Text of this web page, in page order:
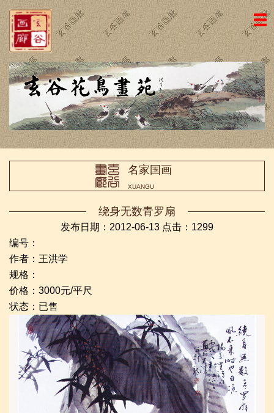
网站主页
画廊简介
名家国画
近期新作
名家书法
访客留言
名家国画
XUANGU
绕身无数青罗扇
发布日期：2012-06-13 点击： 1299
编号：
作者：王洪学
规格：
价格：3000元/平尺
状态：已售